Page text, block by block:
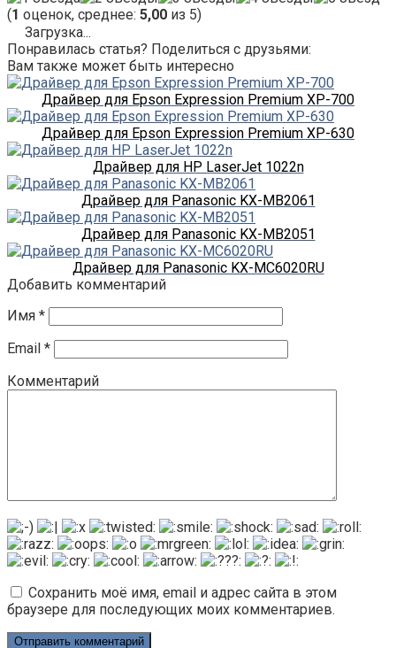
(1 оценок, среднее: 5,00 из 5)
Загрузка...
Понравилась статья? Поделиться с друзьями:
Вам также может быть интересно
Драйвер для Epson Expression Premium XP-700
Драйвер для Epson Expression Premium XP-630
Драйвер для HP LaserJet 1022n
Драйвер для Panasonic KX-MB2061
Драйвер для Panasonic KX-MB2051
Драйвер для Panasonic KX-MC6020RU
Добавить комментарий
Имя *
Email *
Комментарий
Сохранить моё имя, email и адрес сайта в этом
браузере для последующих моих комментариев.